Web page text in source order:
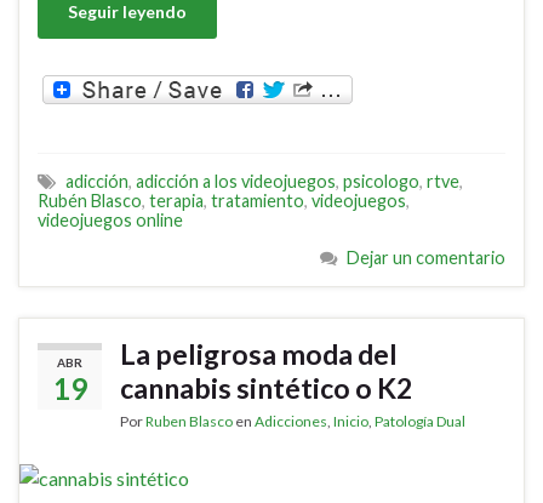
Seguir leyendo
adicción, adicción a los videojuegos, psicologo, rtve,
Rubén Blasco, terapia, tratamiento, videojuegos,
videojuegos online
Dejar un comentario
ABR
19
La peligrosa moda del
cannabis sintético o K2
PorRuben Blasco en Adicciones, Inicio, Patología Dual